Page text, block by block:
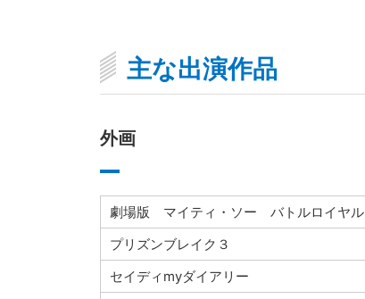
主な出演作品
外画
劇場版 マイティ・ソー バトルロイヤル
プリズンブレイク３
セイディmyダイアリー